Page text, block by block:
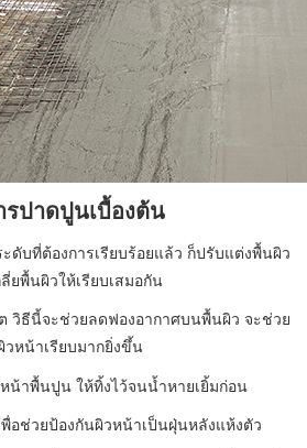
รปาดปูนเบื้องต้น
ดับที่ต้องการเรียบร้อยแล้ว ก็ปรับแต่งพื้นผิว
ยพื้นผิวให้เรียบเสมอกัน
วิธีนี้จะช่วยลดฟองอากาศบนพื้นผิว จะช่วย
วหน้าเรียบมากยิ่งขึ้น
น้าพื้นปูน ให้ทิ้งไว้จนน้ำหายเยิ้มก่อน
อช่วยป้องกันผิวหน้าเป็นฝุ่นหลังแห้งตัว